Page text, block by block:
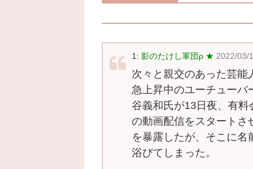
1: 影のたけし軍団ρ ★ 2022/03/
次々と親交のあった芸能
急上昇中のユーチューバ
谷義和氏が13日夜、有
の動画配信をスタートさ
を暴露したが、そこに名
浴びてしまった。